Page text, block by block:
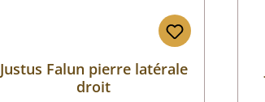
Justus Falun pierre latérale
droit